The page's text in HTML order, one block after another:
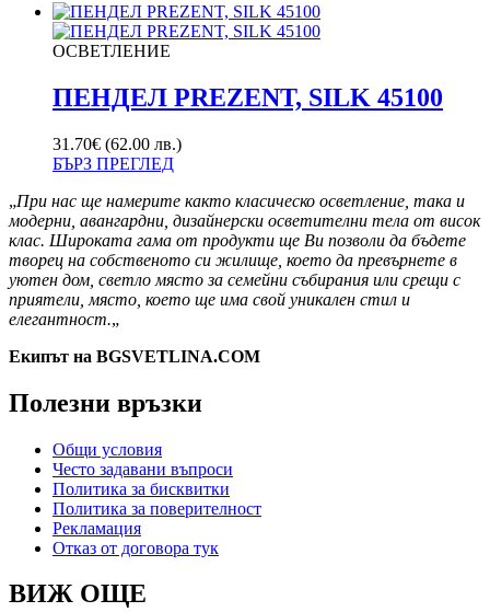
ОСВЕТЛЕНИЕ
ПЕНДЕЛ PREZENT, SILK 45100
31.70€ (62.00 лв.)
БЪРЗ ПРЕГЛЕД
„При нас ще намерите както класическо осветление, така и
модерни, авангардни, дизайнерски осветителни тела от висок
клас. Широката гама от продукти ще Ви позволи да бъдете
творец на собственото си жилище, което да превърнете в
уютен дом, светло място за семейни събирания или срещи с
приятели, място, което ще има свой уникален стил и
елегантност.„
Екипът на BGSVETLINA.COM
Полезни връзки
Общи условия
Често задавани въпроси
Политика за бисквитки
Политика за поверителност
Рекламация
Отказ от договора тук
ВИЖ ОЩЕ